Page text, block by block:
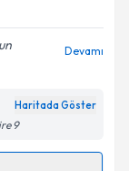
Aydınlatma
belirtilen
Devamı
Haritada Göster
9